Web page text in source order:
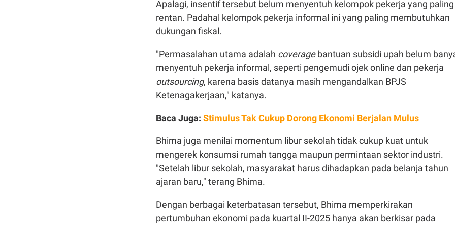
Apalagi, insentif tersebut belum menyentuh kelompok pekerja yang paling
rentan. Padahal kelompok pekerja informal ini yang paling membutuhkan
dukungan fiskal.
"Permasalahan utama adalah coveragebantuan subsidi upah belum
menyentuh pekerja informal, seperti pengemudi ojek online dan pekerja
outsourcing, karena basis datanya masih mengandalkan BPJS
Ketenagakerjaan," katanya.
Baca Juga: Stimulus Tak Cukup Dorong Ekonomi Berjalan Mulus
Bhima juga menilai momentum libur sekolah tidak cukup kuat untuk
mengerek konsumsi rumah tangga maupun permintaan sektor industri.
"Setelah libur sekolah, masyarakat harus dihadapkan pada belanja tahun
ajaran baru," terang Bhima.
Dengan berbagai keterbatasan tersebut, Bhima memperkirakan
pertumbuhan ekonomi pada kuartal II-2025 hanya akan berkisar pada